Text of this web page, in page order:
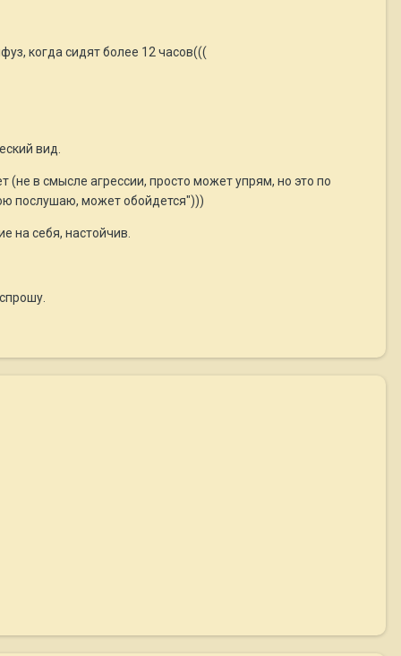
когда сидят более 12 часов(((
вид.
(не в смысле агрессии, просто может упрям, но это по
послушаю, может обойдется")))
на себя, настойчив.